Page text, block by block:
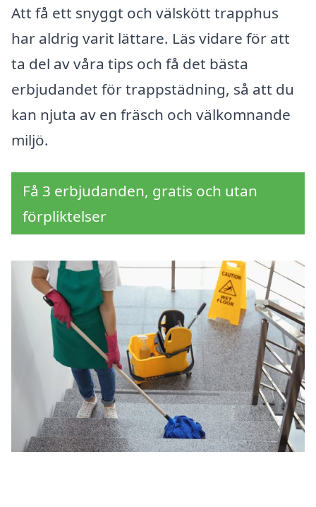
Att få ett snyggt och välskött trapphus
har aldrig varit lättare. Läs vidare för att
ta del av våra tips och få det bästa
erbjudandet för trappstädning, så att du
kan njuta av en fräsch och välkomnande
miljö.
Få 3 erbjudanden, gratis och utan
förpliktelser